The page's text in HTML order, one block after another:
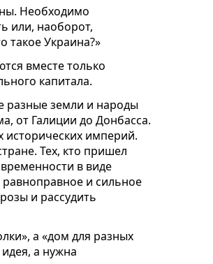
Необходимо
или, наоборот,
такое Украина?»
вместе только
капитала.
разные земли и народы
от Галиции до Донбасса.
исторических империй.
Тех, кто пришел
в виде
равноправное и сильное
и рассудить
а «дом для разных
а нужна